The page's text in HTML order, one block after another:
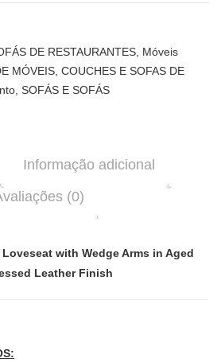
DE RESTAURANTES Móveis
MÓVEIS COUCHES E SOFAS DE
SOFÁS E SOFÁS
Informação adicional
(0)
with Wedge Arms in Aged
Leather Finish
: